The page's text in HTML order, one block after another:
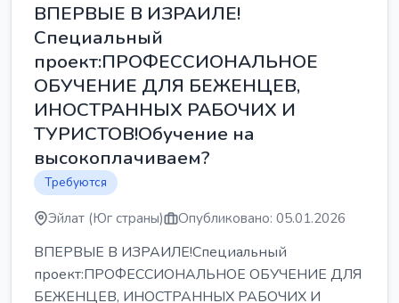
ВПЕРВЫЕ В ИЗРАИЛЕ!
Специальный
проект:ПРОФЕССИОНАЛЬНОЕ
ОБУЧЕНИЕ ДЛЯ БЕЖЕНЦЕВ,
ИНОСТРАННЫХ РАБОЧИХ И
ТУРИСТОВ!Обучение на
высокоплачиваем?
Требуются
Эйлат (Юг страны) Опубликовано: 05.01.2026
ВПЕРВЫЕ В ИЗРАИЛЕ!Специальный
проект:ПРОФЕССИОНАЛЬНОЕ ОБУЧЕНИЕ ДЛЯ
БЕЖЕНЦЕВ, ИНОСТРАННЫХ РАБОЧИХ И